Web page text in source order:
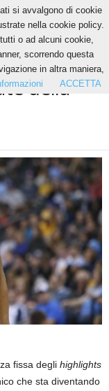
della
fissa degli highlights
che sta diventando
si avvalgono di cookie
nella cookie policy.
o ad alcuni cookie,
scorrendo questa
in altra maniera,
ACCETTA